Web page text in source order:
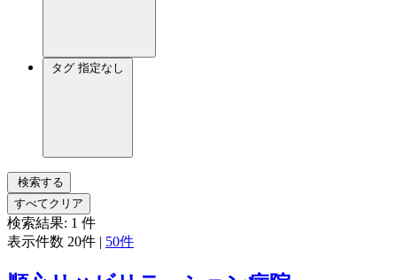
タグ 指定なし
検索する
すべてクリア
検索結果: 1 件
表示件数 20件 | 50件